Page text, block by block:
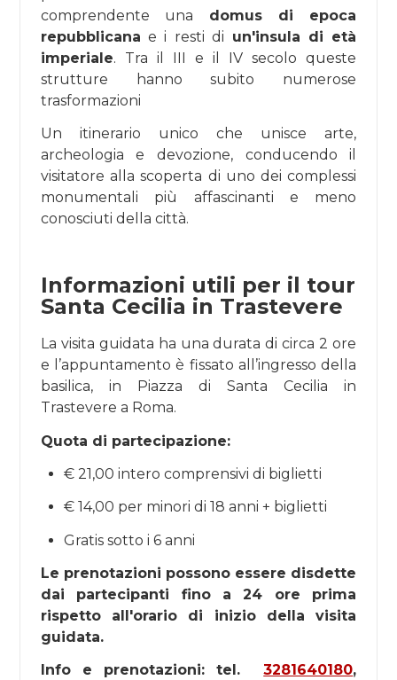
comprendente una domus di epoca
repubblicana e i resti di un'insula di età
imperiale. Tra il III e il IV secolo queste
strutture hanno subito numerose
trasformazioni
Un itinerario unico che unisce arte,
archeologia e devozione, conducendo il
visitatore alla scoperta di uno dei complessi
monumentali più affascinanti e meno
conosciuti della città.
Informazioni utili per il tour
Santa Cecilia in Trastevere
La visita guidata ha una durata di circa 2 ore
e l’appuntamento è fissato all’ingresso della
basilica, in Piazza di Santa Cecilia in
Trastevere a Roma.
Quota di partecipazione:
€ 21,00 intero comprensivi di biglietti
€ 14,00 per minori di 18 anni + biglietti
Gratis sotto i 6 anni
Le prenotazioni possono essere disdette
dai partecipanti fino a 24 ore prima
rispetto all'orario di inizio della visita
guidata.
Info e prenotazioni: tel.3281640180,